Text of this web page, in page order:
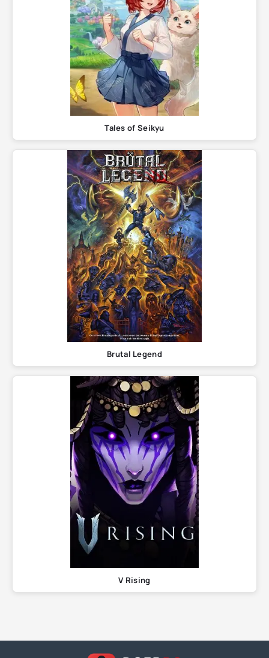
Tales of Seikyu
Brutal Legend
V Rising